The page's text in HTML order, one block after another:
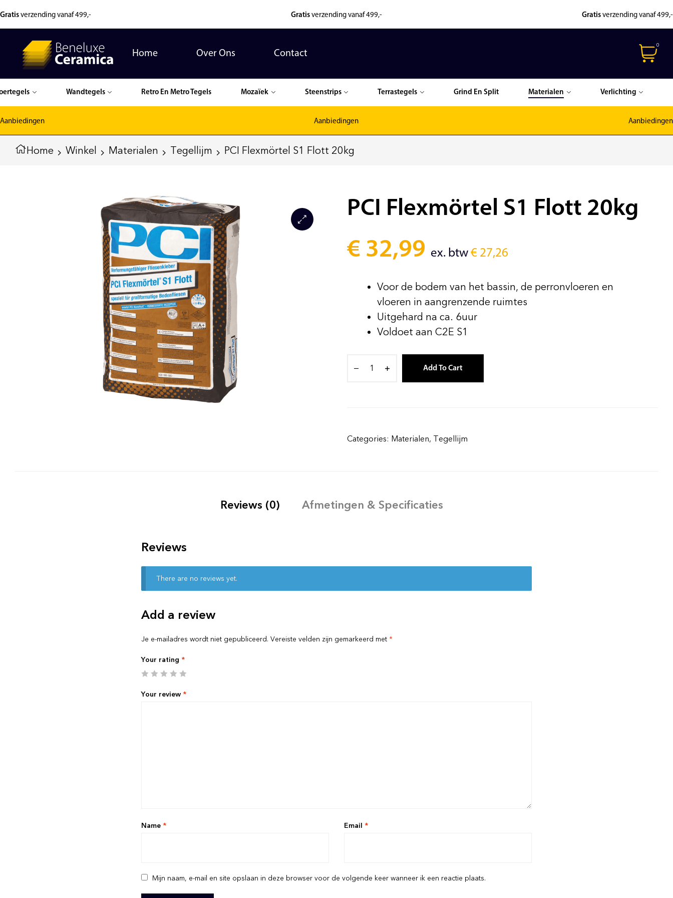
Gratis verzending vanaf 499,- Gratis verzending vanaf 499,- Gratis verzending vanaf 499,-
Home Over Ons Contact
0
Wandtegels Retro En Metro Tegels Mozaïek Steenstrips Terrastegels Grind En Split Materialen Verlichting
Aanbiedingen Aanbiedingen Aanbiedingen
Home Winkel Materialen Tegellijm PCI Flexmörtel S1 Flott 20kg
PCI Flexmörtel S1 Flott 20kg
€ 32,99 ex. btw €27,26
Voor de bodem van het bassin, de perronvloeren en
vloeren in aangrenzende ruimtes
Uitgehard na ca. 6uur
Voldoet aan C2E S1
Add To Cart
Categories: Materialen, Tegellijm
Reviews (0) Afmetingen & Specificaties
Reviews
There are no reviews yet.
Add a review
Je e-mailadres wordt niet gepubliceerd. Vereiste velden zijn gemarkeerd met *
Your rating *
Your review *
Name * Email *
Mijn naam, e-mail en site opslaan in deze browser voor de volgende keer wanneer ik een reactie plaats.